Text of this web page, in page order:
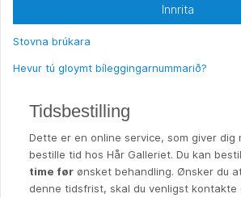
Innrita
Stovna brúkara
Hevur tú gloymt bíleggingarnummarið?
Tidsbestilling
Dette er en online service, som giver dig
bestille tid hos Hår Galleriet. Du kan
time før ønsket behandling. Ønsker du
denne tidsfrist, skal du venligst kontakte